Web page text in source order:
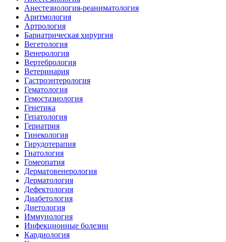
Анестезиология-реаниматология
Аритмология
Артрология
Бариатрическая хирургия
Вегетология
Венерология
Вертебрология
Ветеринария
Гастроэнтерология
Гематология
Гемостазиология
Генетика
Гепатология
Гериатрия
Гинекология
Гирудотерапия
Гнатология
Гомеопатия
Дерматовенерология
Дерматология
Дефектология
Диабетология
Диетология
Иммунология
Инфекционные болезни
Кардиология